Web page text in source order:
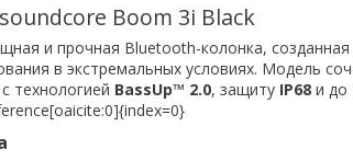
Boom 3i Black
и прочная Bluetooth-колонка, созданная
в экстремальных условиях. Модель
технологией BassUp™ 2.0, защиту IP68 и до